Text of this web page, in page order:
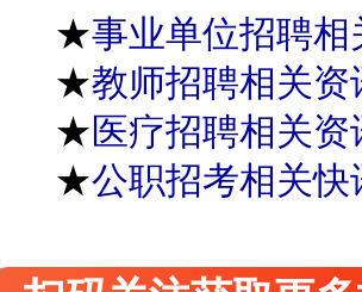
★事业单位招聘相
★教师招聘相关资
★医疗招聘相关资
★公职招考相关快